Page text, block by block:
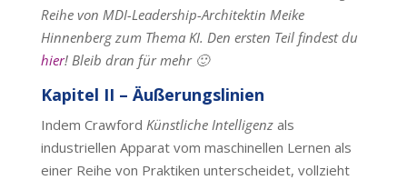
Reihe von MDI-Leadership-Architektin Meike
Hinnenberg zum Thema KI. Den ersten Teil findest du
hier! Bleib dran für mehr 🙂
Kapitel II – Äußerungslinien
Indem Crawford Künstliche Intelligenzals
industriellen Apparat vom maschinellen Lernen als
einer Reihe von Praktiken unterscheidet, vollzieht